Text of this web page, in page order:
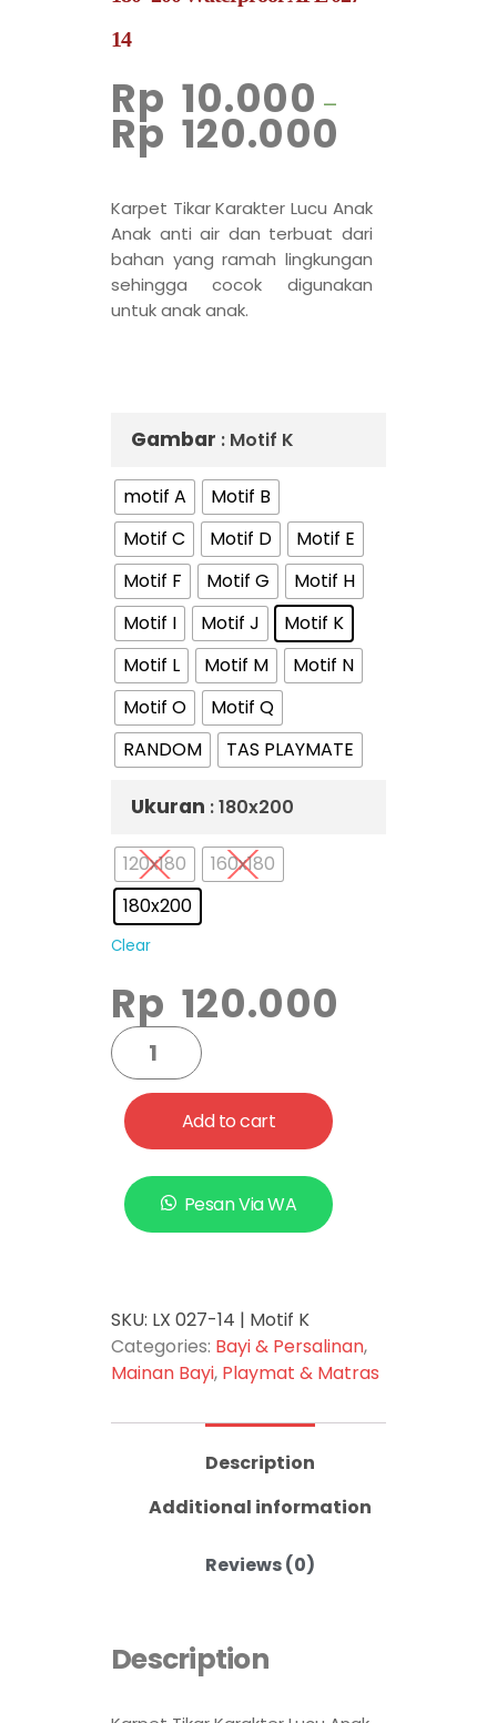
14
Rp 10.000 –
Rp 120.000
Karpet Tikar Karakter Lucu Anak
Anak anti air dan terbuat dari
bahan yang ramah lingkungan
sehingga cocok digunakan
untuk anak anak.
Gambar : Motif K
motif A
Motif B
Motif C
Motif D
Motif E
Motif F
Motif G
Motif H
Motif I
Motif J
Motif K
Motif L
Motif M
Motif N
Motif O
Motif Q
RANDOM
TAS PLAYMATE
Ukuran : 180x200
120x180
160x180
180x200
Clear
Rp 120.000
Add to cart
Pesan Via WA
SKU: LX 027-14 | Motif K
Categories: Bayi & Persalinan,
Mainan Bayi, Playmat & Matras
Description
Additional information
Reviews (0)
Description